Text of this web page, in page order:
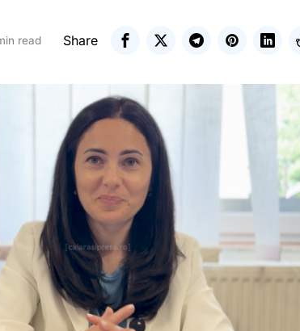
read Share